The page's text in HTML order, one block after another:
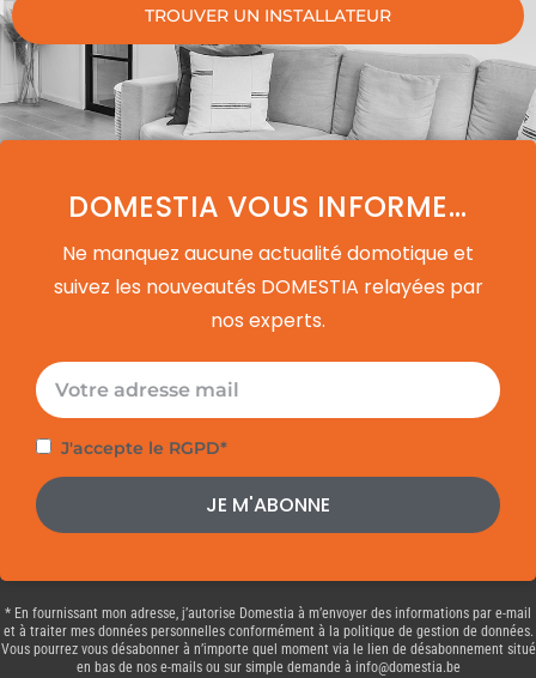
TROUVER UN INSTALLATEUR
DOMESTIA VOUS INFORME...
Ne manquez aucune actualité domotique et
suivez les nouveautés DOMESTIA relayées par
nos experts.
E-
mail
Politique
de
J'accepte le RGPD*
JE M'ABONNE
* En fournissant mon adresse, j’autorise Domestia à m’envoyer des informations par e-mail
et à traiter mes données personnelles conformément à la politique de gestion de données.
Vous pourrez vous désabonner à n’importe quel moment via le lien de désabonnement situé
en bas de nos e-mails ou sur simple demande à info@domestia.be